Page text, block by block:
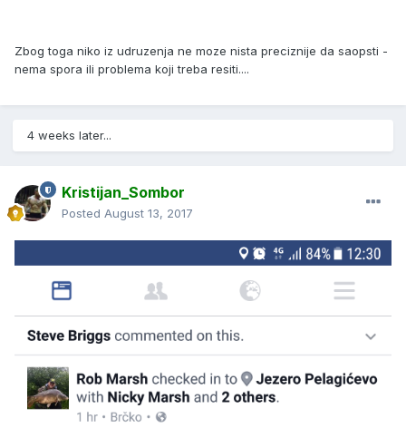
Zbog toga niko iz udruzenja ne moze nista preciznije da saopsti -
nema spora ili problema koji treba resiti....
4 weeks later...
Kristijan_Sombor
Posted August 13, 2017